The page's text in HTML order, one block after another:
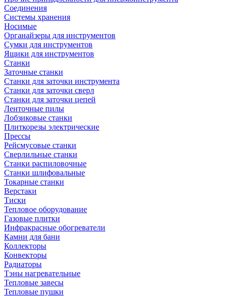
Соединения
Системы хранения
Носимые
Органайзеры для инструментов
Сумки для инструментов
Ящики для инструментов
Станки
Заточные станки
Станки для заточки инструмента
Станки для заточки сверл
Станки для заточки цепей
Ленточные пилы
Лобзиковые станки
Плиткорезы электрические
Прессы
Рейсмусовые станки
Сверлильные станки
Станки распиловочные
Станки шлифовальные
Токарные станки
Верстаки
Тиски
Тепловое оборудование
Газовые плитки
Инфракрасные обогреватели
Камни для бани
Коллекторы
Конвекторы
Радиаторы
Тэны нагревательные
Тепловые завесы
Тепловые пушки